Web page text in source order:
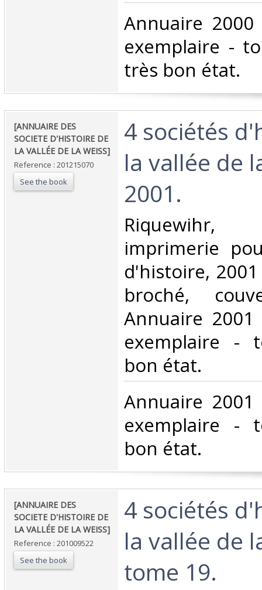
‎Annuaire
exemplaire -
très bon état.‎
‎[ANNUAIRE DES
SOCIETE D'HISTOIRE DE
LA VALLÉE DE LA WEISS]‎
Reference : 201215070
See the book
‎4 sociétés
la vallée de
2001. ‎
imprimerie
d'histoire,
broché,
Annuaire
exemplaire -
bon état.‎
‎Annuaire
exemplaire -
bon état.‎
‎[ANNUAIRE DES
SOCIETE D'HISTOIRE DE
LA VALLÉE DE LA WEISS]‎
Reference : 201009522
See the book
‎4 sociétés
la vallée de
tome 19. ‎